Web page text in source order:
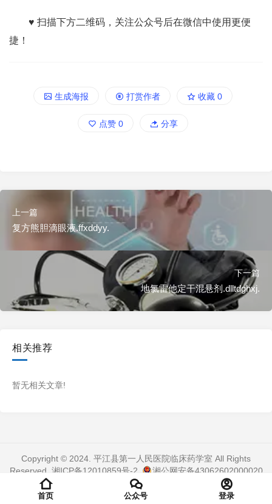
♥ 扫描下方二维码，关注公众号后在微信中使用更便
捷！
生成海报 打赏作者 收藏 0
点赞 0 分享
上一篇
复方熊胆滴眼液.ffxddyy.
下一篇
地氯雷他定干混悬剂.dlltdghxj.
相关推荐
暂无相关文章!
Copyright © 2024. 平江县第一人民医院临床药学室 All Rights
Reserved. 湘ICP备12010859号-2
湘公网安备43062602000020
. 页面加载时间：0.405 秒
首页 公众号 登录